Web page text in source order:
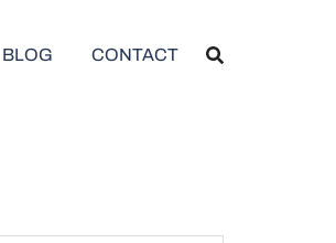
BLOG CONTACT